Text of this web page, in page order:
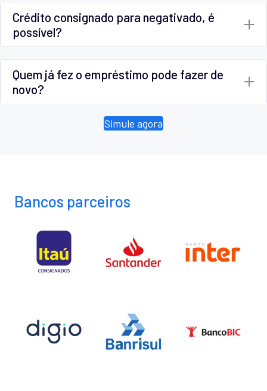
Crédito consignado para negativado, é
possível?
Quem já fez o empréstimo pode fazer de
novo?
Simule agora
Bancos parceiros